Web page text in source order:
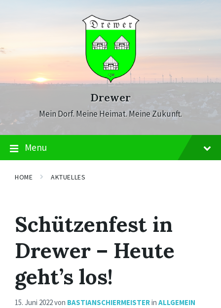
Drewer
Mein Dorf. Meine Heimat. Meine Zukunft.
Menu
HOME AKTUELLES
Schützenfest in
Drewer – Heute
geht’s los!
15. Juni 2022von BASTIANSCHIERMEISTERin ALLGEMEIN